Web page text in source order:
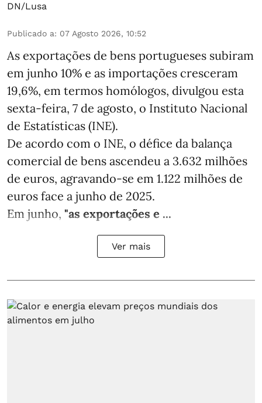
DN/Lusa
Publicado a: 07 Agosto 2026, 10:52
As exportações de bens portugueses subiram
em junho 10% e as importações cresceram
19,6%, em termos homólogos, divulgou esta
sexta-feira, 7 de agosto, o Instituto Nacional
de Estatísticas (INE).
De acordo com o INE, o défice da balança
comercial de bens ascendeu a 3.632 milhões
de euros, agravando-se em 1.122 milhões de
euros face a junho de 2025.
Em junho, "as exportações e ...
Ver mais